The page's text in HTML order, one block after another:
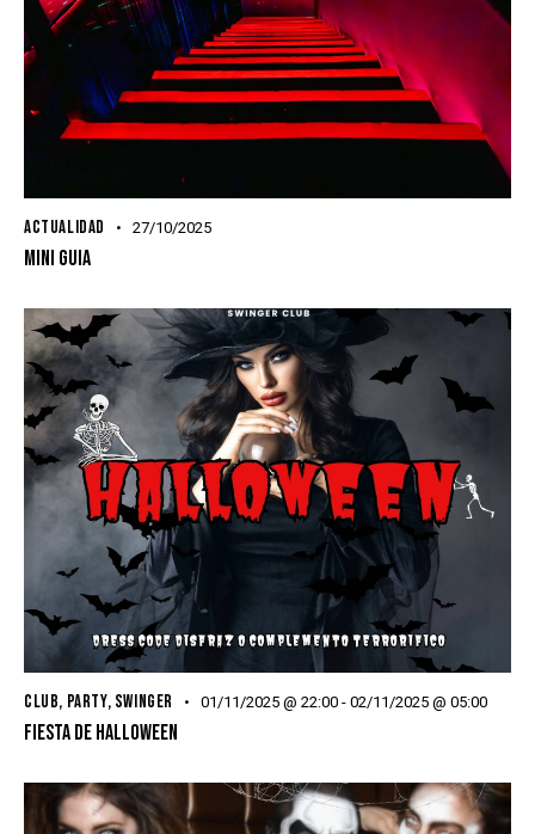
ACTUALIDAD 27/10/2025
MINI GUIA
CLUB, PARTY, SWINGER 01/11/2025 @ 22:00 -02/11/2025 @ 05:00
FIESTA DE HALLOWEEN